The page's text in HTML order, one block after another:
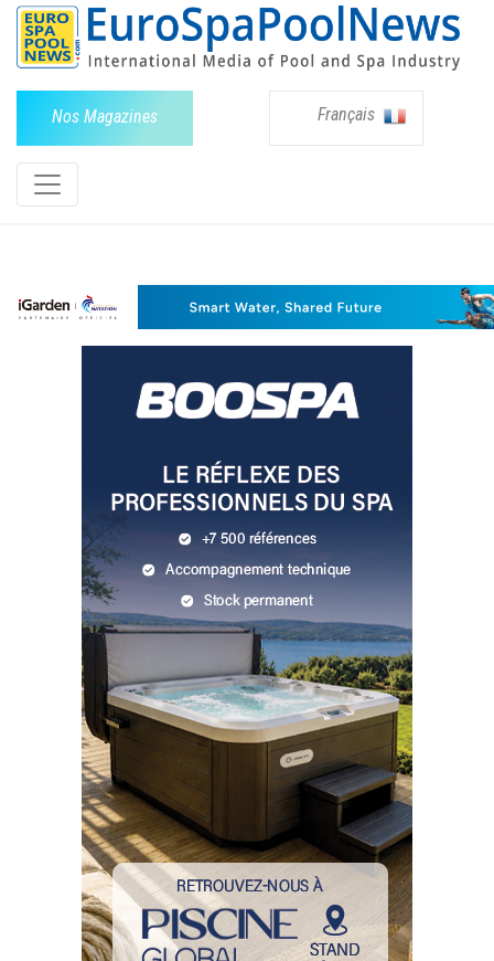
Nos Magazines Français